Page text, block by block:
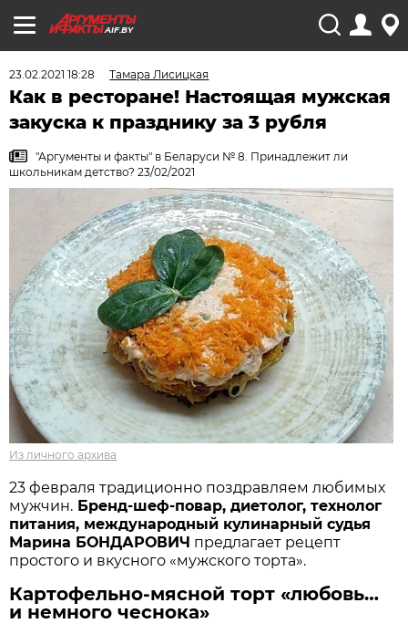
AIF.BY
23.02.2021 18:28 Тамара Лисицкая
Как в ресторане! Настоящая мужская
закуска к празднику за 3 рубля
"Аргументы и факты" в Беларуси № 8. Принадлежит ли
школьникам детство? 23/02/2021
Из личного архива
23 февраля традиционно поздравляем любимых
мужчин. Бренд-шеф-повар, диетолог, технолог
питания, международный кулинарный судья
Марина БОНДАРОВИЧ предлагает рецепт
простого и вкусного «мужского торта».
Картофельно-мясной торт «любовь…
и немного чеснока»